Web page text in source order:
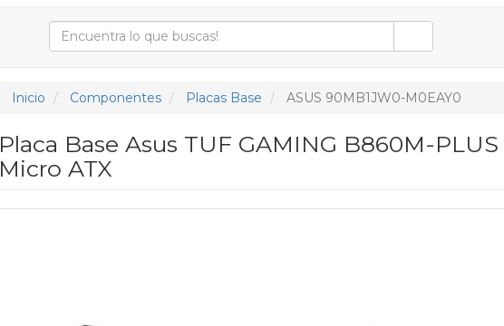
Inicio Componentes Placas Base ASUS 90MB1JW0-M0EAY0
Placa Base Asus TUF GAMING B860M-
Micro ATX